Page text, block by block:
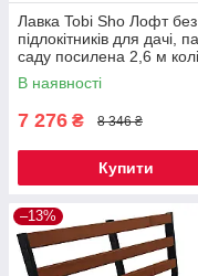
Лавка Tobi Sho Лофт без
підлокітників для дачі,
саду посилена 2,6 м
каштан
В наявності
7 276 ₴ 8 346 ₴
Купити
–13%